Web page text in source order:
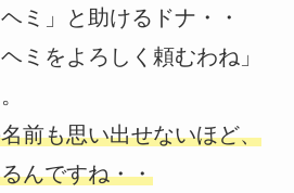
ミ」と助けるドナ・・
ミをよろしく頼むわね」
前も思い出せないほど、
んですね・・